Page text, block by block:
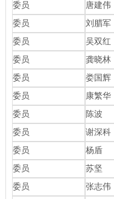
委员
唐建伟
委员
刘腊军
委员
吴双红
委员
龚晓林
委员
娄国辉
委员
康繁华
委员
陈波
委员
谢深科
委员
杨盾
委员
苏坚
委员
张志伟